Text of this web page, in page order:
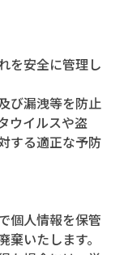
を安全に管理し
び漏洩等を防止
ウイルスや盗
する適正な予防
個人情報を保管
いたします。